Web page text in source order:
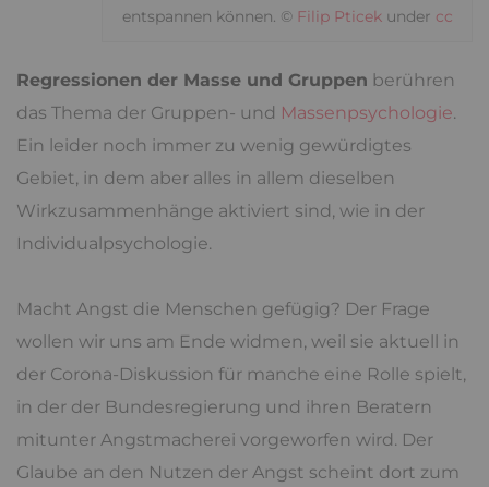
entspannen können. © Filip Pticekunder cc
Regressionen der Masse und Gruppen berühren
das Thema der Gruppen- und Massenpsychologie.
Ein leider noch immer zu wenig gewürdigtes
Gebiet, in dem aber alles in allem dieselben
Wirkzusammenhänge aktiviert sind, wie in der
Individualpsychologie.
Macht Angst die Menschen gefügig? Der Frage
wollen wir uns am Ende widmen, weil sie aktuell in
der Corona-Diskussion für manche eine Rolle spielt,
in der der Bundesregierung und ihren Beratern
mitunter Angstmacherei vorgeworfen wird. Der
Glaube an den Nutzen der Angst scheint dort zum